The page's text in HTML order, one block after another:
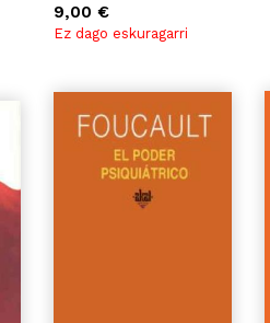
9,00 €
Ez dago eskuragarri